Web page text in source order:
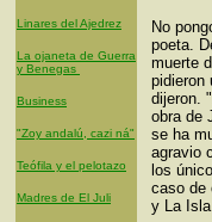
Linares del Ajedrez
La ojaneta de Guerra
y Benegas
Business
"Zoy andalú, cazi ná"
Teófila y el pelotazo
Madres de El Juli
No
poeta.
muerte
pidieron
dijeron.
obra de
se ha
agravio
los
caso de
y La